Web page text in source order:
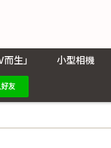
而生」 小型相機